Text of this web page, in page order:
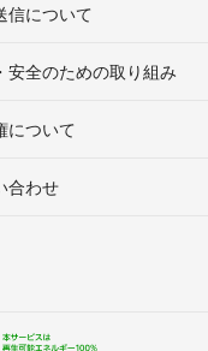
信について
安全のための取り組み
について
合わせ